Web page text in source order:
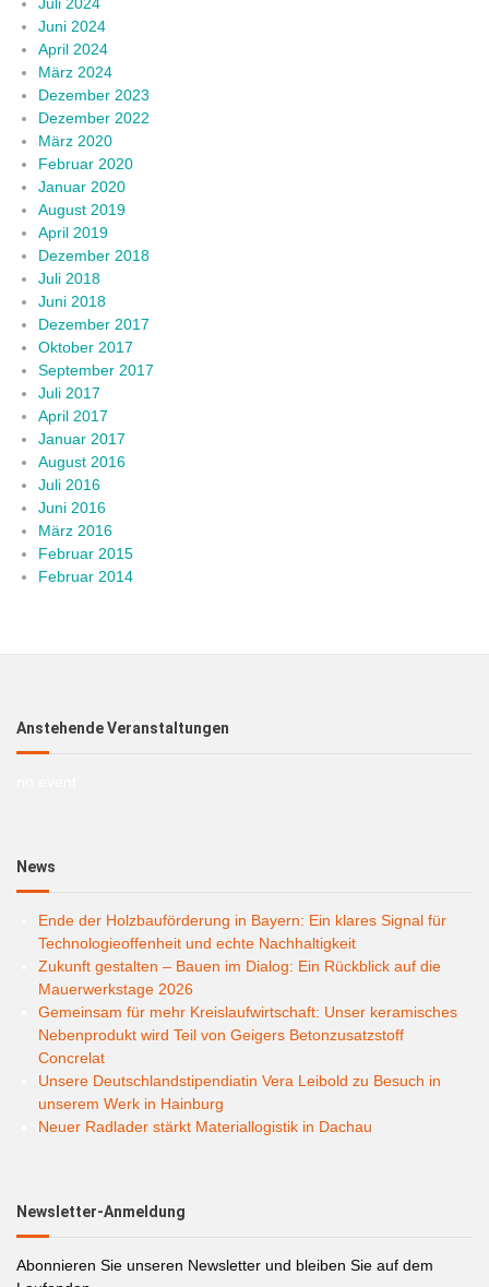
Juni 2024
April 2024
März 2024
Dezember 2023
Dezember 2022
März 2020
Februar 2020
Januar 2020
August 2019
April 2019
Dezember 2018
Juli 2018
Juni 2018
Dezember 2017
Oktober 2017
September 2017
Juli 2017
April 2017
Januar 2017
August 2016
Juli 2016
Juni 2016
März 2016
Februar 2015
Februar 2014
Anstehende Veranstaltungen
News
Ende der Holzbauförderung in Bayern: Ein klares Signal für
Technologieoffenheit und echte Nachhaltigkeit
Zukunft gestalten – Bauen im Dialog: Ein Rückblick auf die
Mauerwerkstage 2026
Gemeinsam für mehr Kreislaufwirtschaft: Unser keramisches
Nebenprodukt wird Teil von Geigers Betonzusatzstoff
Concrelat
Unsere Deutschlandstipendiatin Vera Leibold zu Besuch in
unserem Werk in Hainburg
Neuer Radlader stärkt Materiallogistik in Dachau
Newsletter-Anmeldung
Abonnieren Sie unseren Newsletter und bleiben Sie auf dem